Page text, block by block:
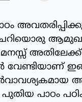
ചെറിയൊരു
വേണ്ടിയാണ്
പാഠം